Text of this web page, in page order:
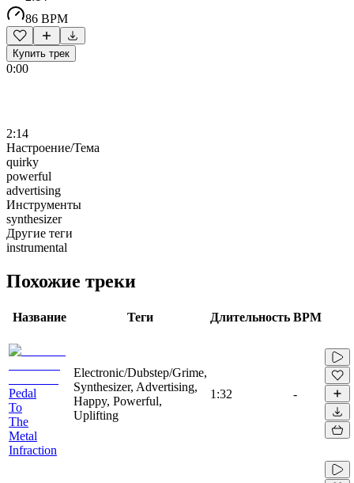
86 BPM
Купить трек
0:00
2:14
Настроение/Тема
quirky
powerful
advertising
Инструменты
synthesizer
Другие теги
instrumental
Похожие треки
Название Теги Длительность BPM
Pedal
To
The
Metal
Infraction
Electronic/Dubstep/Grime,
Synthesizer, Advertising,
Happy, Powerful,
Uplifting
1:32 -